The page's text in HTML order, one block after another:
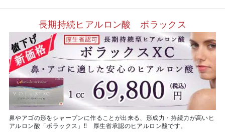
長期持続ヒアルロン酸 ボラックス
鼻やアゴの形をシャープンに作ることが出来る、形成力・持続力が高いヒ
アルロン酸「ボラックス」‼ 厚生省承認のヒアルロン酸です。